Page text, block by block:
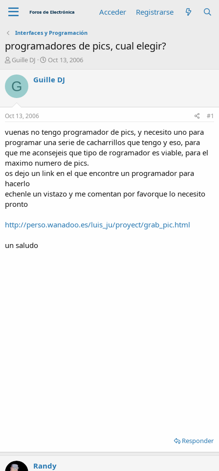
Acceder Registrarse
Interfaces y Programación
programadores de pics, cual elegir?
A
t
o
r
Guille DJ
F
c
n
c
i
o
Oct 13, 2006
G Guille DJ
Oct 13, 2006 #1
vuenas no tengo programador de pics, y necesito uno para
programar una serie de cacharrillos que tengo y eso, para
que me aconsejeis que tipo de rogramador es viable, para el
maximo numero de pics.
os dejo un link en el que encontre un programador para
hacerlo
echenle un vistazo y me comentan por favorque lo necesito
pronto
http://perso.wanadoo.es/luis_ju/proyect/grab_pic.html
un saludo
Responder
Randy